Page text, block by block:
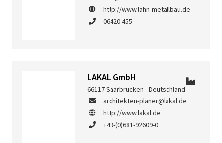
http://www.lahn-metallbau.de
06420 455
LAKAL GmbH
66117 Saarbrücken - Deutschland
architekten-planer@lakal.de
http://www.lakal.de
+49-(0)681-92609-0